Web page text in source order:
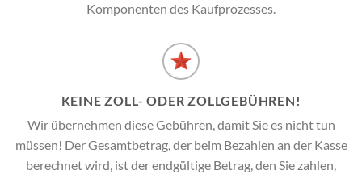
Komponenten des Kaufprozesses.
KEINE ZOLL- ODER ZOLLGEBÜHREN!
Wir übernehmen diese Gebühren, damit Sie es nicht tun
müssen! Der Gesamtbetrag, der beim Bezahlen an der Kasse
berechnet wird, ist der endgültige Betrag, den Sie zahlen,